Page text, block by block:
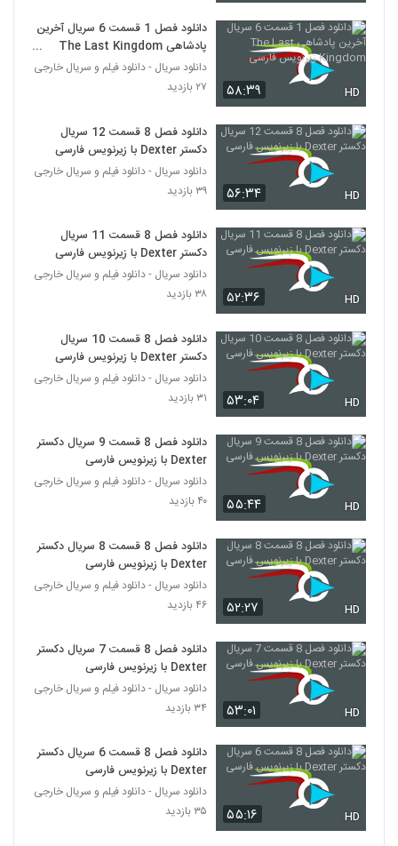
۵۸:۳۹ HD
دانلود فصل 1 قسمت 6 سریال آخرین
پادشاهی The Last Kingdom
زیرنویس فارسی
دانلود سریال - دانلود فیلم و سریال خارجی
۲۷ بازدید
۵۶:۳۴ HD
دانلود فصل 8 قسمت 12 سریال
دکستر Dexter با زیرنویس فارسی
دانلود سریال - دانلود فیلم و سریال خارجی
۳۹ بازدید
۵۲:۳۶ HD
دانلود فصل 8 قسمت 11 سریال
دکستر Dexter با زیرنویس فارسی
دانلود سریال - دانلود فیلم و سریال خارجی
۳۸ بازدید
۵۳:۰۴ HD
دانلود فصل 8 قسمت 10 سریال
دکستر Dexter با زیرنویس فارسی
دانلود سریال - دانلود فیلم و سریال خارجی
۳۱ بازدید
۵۵:۴۴ HD
دانلود فصل 8 قسمت 9 سریال دکستر
Dexter با زیرنویس فارسی
دانلود سریال - دانلود فیلم و سریال خارجی
۴۰ بازدید
۵۲:۲۷ HD
دانلود فصل 8 قسمت 8 سریال دکستر
Dexter با زیرنویس فارسی
دانلود سریال - دانلود فیلم و سریال خارجی
۴۶ بازدید
۵۳:۰۱ HD
دانلود فصل 8 قسمت 7 سریال دکستر
Dexter با زیرنویس فارسی
دانلود سریال - دانلود فیلم و سریال خارجی
۳۴ بازدید
۵۵:۱۶ HD
دانلود فصل 8 قسمت 6 سریال دکستر
Dexter با زیرنویس فارسی
دانلود سریال - دانلود فیلم و سریال خارجی
۳۵ بازدید